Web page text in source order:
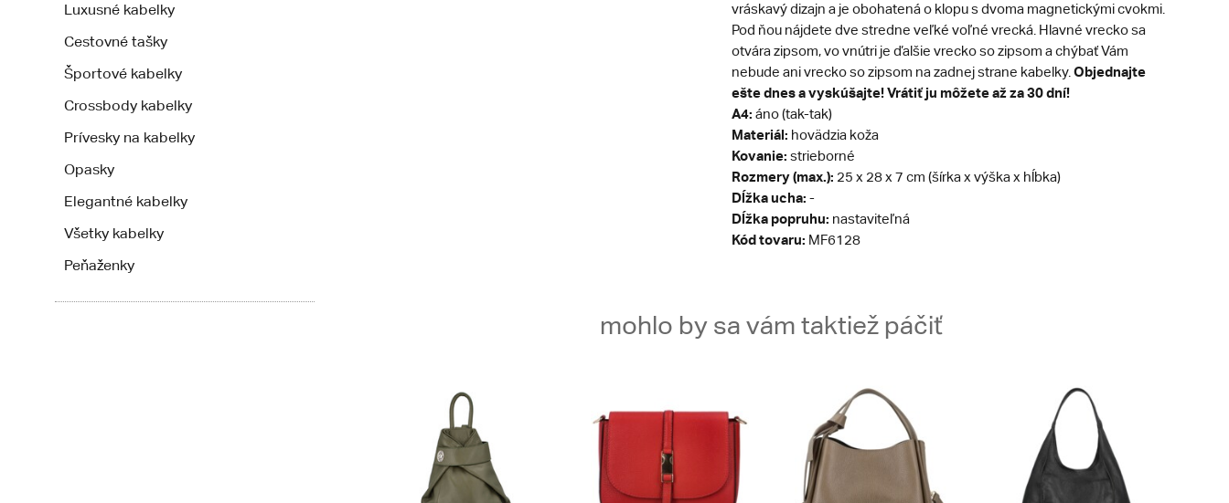
Luxusné kabelky
Cestovné tašky
Športové kabelky
Crossbody kabelky
Prívesky na kabelky
Opasky
Elegantné kabelky
Všetky kabelky
Peňaženky
vráskavý dizajn a je obohatená o klopu s dvoma magnetickými cvokmi.
Pod ňou nájdete dve stredne veľké voľné vrecká. Hlavné vrecko sa
otvára zipsom, vo vnútri je ďalšie vrecko so zipsom a chýbať Vám
nebude ani vrecko so zipsom na zadnej strane kabelky. Objednajte
ešte dnes a vyskúšajte! Vrátiť ju môžete až za 30 dní!
A4: áno (tak-tak)
Materiál: hovädzia koža
Kovanie: strieborné
Rozmery (max.): 25 x 28 x 7 cm (šírka x výška x hĺbka)
Dĺžka ucha: -
Dĺžka popruhu: nastaviteľná
Kód tovaru: MF6128
mohlo by sa vám taktiež páčiť